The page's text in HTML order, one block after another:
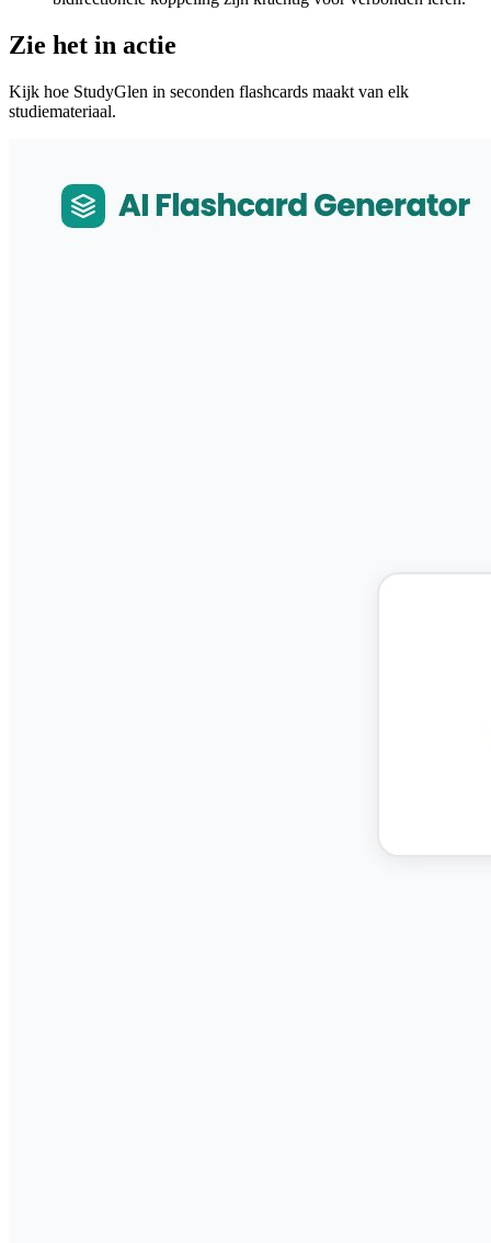
Zie het in actie
Kijk hoe StudyGlen in seconden flashcards maakt van elk
studiemateriaal.